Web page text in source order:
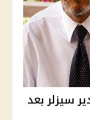
سيزلر بعد